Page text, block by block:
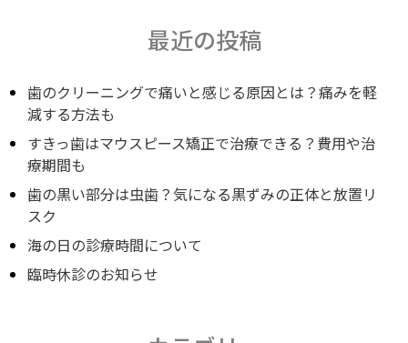
稿
ナ
ビ
最近の投稿
歯のクリーニングで痛いと感じる原因とは？痛みを軽
減する方法も
すきっ歯はマウスピース矯正で治療できる？費用や治
療期間も
歯の黒い部分は虫歯？気になる黒ずみの正体と放置リ
スク
海の日の診療時間について
臨時休診のお知らせ